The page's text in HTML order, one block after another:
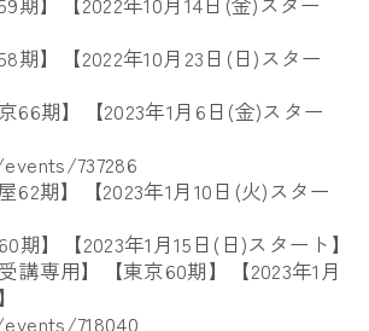
期】【2022年10月23日(日)スター
66期】【2023年1月6日(金)スター
737286
62期】【2023年1月10日(火)スター
期】【2023年1月15日(日)スタート 】
講専用】【東京60期】【2023年1月
718040